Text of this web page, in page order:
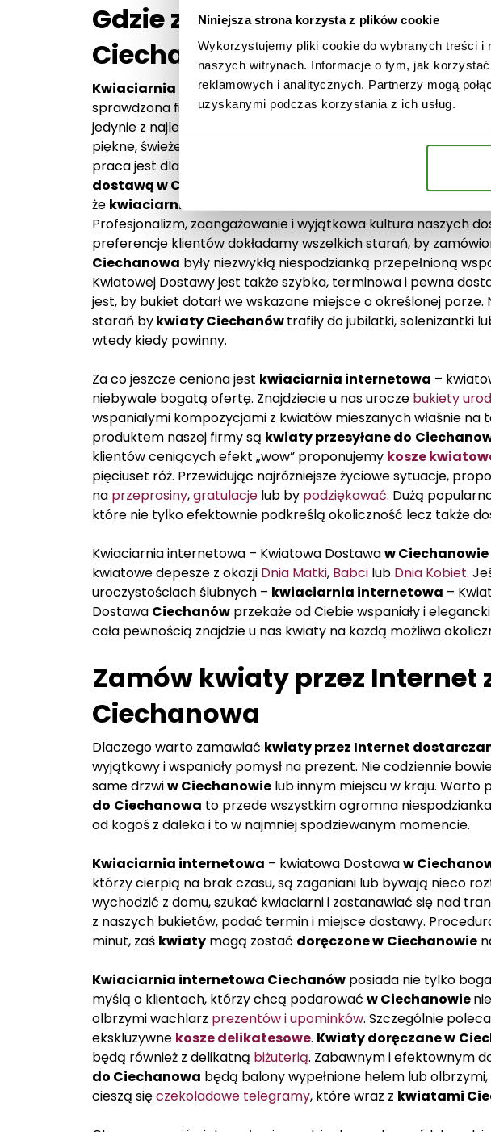
Niniejsza strona korzysta z plików cookie
Wykorzystujemy pliki cookie do wybranych treści i
naszych witrynach. Informacje o tym, jak
reklamowych i analitycznych. Partnerzy mogą
uzyskanymi podczas korzystania z ich usług.
Gdzie zamówić kwiaty przez
Ciechanowie?
Kwiaciarnia internetowa– Kwiatowa Dostawaw
sprawdzona firma zajmująca się doręczaniem kwiatów na
jedynie z najlepszymi florystami na rynku
piękne, świeże oraz przygotowane z najwyższą starannością.
praca jest dla nich jednocześnie pasją i wyzwaniem. Dzięki
dostawą w Ciechanowie
spełnią nawet najbardziej
że kwiaciarnia internetowa
Profesjonalizm, zaangażowanie i wyjątkowa kultura naszych
preferencje klientów dokładamy wszelkich starań, by
Ciechanowa były niezwykłą niespodzianką przepełnioną
Kwiatowej Dostawy jest także szybka, terminowa i pewna
jest, by bukiet dotarł we wskazane miejsce o określonej porze.
starań bykwiaty Ciechanówtrafiły do jubilatki, solenizantki
wtedy kiedy powinny.
Za co jeszcze ceniona jest kwiaciarnia internetowa –
niebywale bogatą ofertę. Znajdziecie u nas urocze bukiety
wspaniałymi kompozycjami z kwiatów mieszanych właśnie
produktem naszej firmy są kwiaty przesyłane do
klientów ceniących efekt „wow” proponujemy kosze
pięciuset róż. Przewidując najróżniejsze życiowe sytuacje,
na przeprosiny,gratulacje lub by podziękować. Dużą
które nie tylko efektownie podkreślą okoliczność lecz także
Kwiaciarnia internetowa – Kwiatowa Dostawaw Ciechanowie
kwiatowe depesze z okazji Dnia Matki, Babci lub Dnia Kobiet.
uroczystościach ślubnych – kwiaciarnia internetowa –
Dostawa Ciechanów przekaże od Ciebie wspaniały i elegancki
cała pewnością znajdzie u nas kwiaty na każdą możliwa
Zamów kwiaty przez Internet
Ciechanowa
Dlaczego warto zamawiać kwiaty przez Internet
wyjątkowy i wspaniały pomysł na prezent. Nie codziennie
same drzwiw Ciechanowie lub innym miejscu w kraju. Warto
do Ciechanowa to przede wszystkim ogromna
od kogoś z daleka i to w najmniej spodziewanym momencie.
Kwiaciarnia internetowa – kwiatowa Dostawaw
którzy cierpią na brak czasu, są zaganiani lub bywają nieco
wychodzić z domu, szukać kwiaciarni i zastanawiać się nad
z naszych bukietów, podać termin i miejsce dostawy.
minut, zaś kwiaty mogą zostać doręczone w Ciechanowie
Kwiaciarnia internetowa Ciechanów posiada nie tylko
myślą o klientach, którzy chcą podarować w Ciechanowie
olbrzymi wachlarz prezentów i upominków. Szczególnie
ekskluzywne kosze delikatesowe. Kwiaty doręczane w
będą również z delikatną biżuterią. Zabawnym i efektownym
do Ciechanowa będą balony wypełnione helem lub olbrzymi,
cieszą sięczekoladowe telegramy, które wraz z kwiatami